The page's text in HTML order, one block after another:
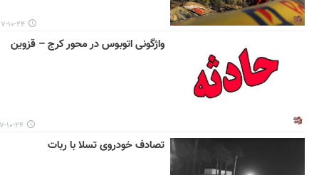
۱۳۹۷-۱۰-
واژگونی اتوبوس در محور کرج – قزوین
۱۳۹۷-۱۰-
تصادف خودروی تسلا با ربات